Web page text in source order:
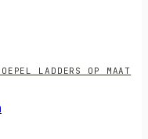
LADDERS OP MAAT